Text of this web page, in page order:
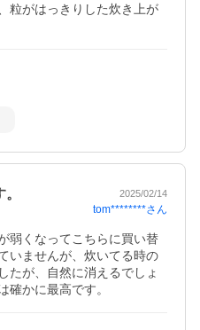
粒がはっきりした炊き上が
2025/02/14
tom********さん
弱くなってこちらに買い替
いませんが、炊いてる時の
たが、自然に消えるでしょ
確かに最高です。